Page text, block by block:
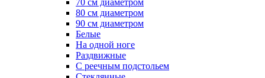
80 см диаметром
90 см диаметром
Белые
На одной ноге
Раздвижные
С реечным подстольем